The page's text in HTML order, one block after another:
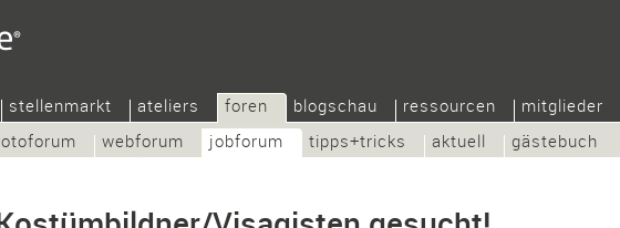
stellenmarkt ateliers
foren
webforum jobforum tipps+tricks aktuell gästebuch
blogschau ressourcen mitglieder